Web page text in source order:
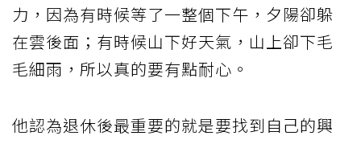
力，因為有時候等了一整個下午，夕陽卻躲
在雲後面；有時候山下好天氣，山上卻下毛
毛細雨，所以真的要有點耐心。
他認為退休後最重要的就是要找到自己的興